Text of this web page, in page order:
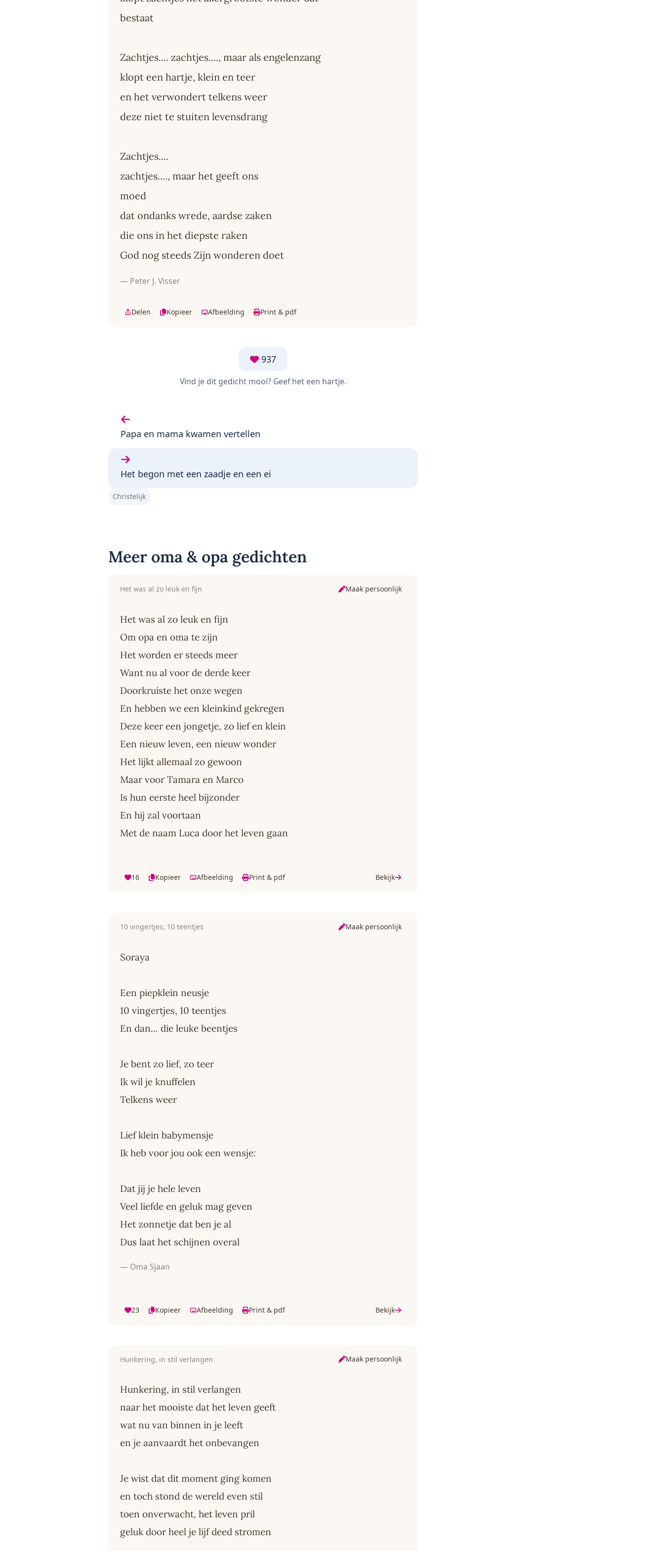
bestaat
Zachtjes.... zachtjes...., maar als engelenzang
klopt een hartje, klein en teer
en het verwondert telkens weer
deze niet te stuiten levensdrang
Zachtjes....
zachtjes...., maar het geeft ons
moed
dat ondanks wrede, aardse zaken
die ons in het diepste raken
God nog steeds Zijn wonderen doet
— Peter J. Visser
Delen Kopieer Afbeelding Print & pdf
937
Vind je dit gedicht mooi? Geef het een hartje.
Vorige gedicht:
Papa en mama kwamen vertellen
Volgende gedicht:
Het begon met een zaadje en een ei
Christelijk
Meer oma & opa gedichten
Het was al zo leuk en fijn Maak persoonlijk
Het was al zo leuk en fijn
Om opa en oma te zijn
Het worden er steeds meer
Want nu al voor de derde keer
Doorkruiste het onze wegen
En hebben we een kleinkind gekregen
Deze keer een jongetje, zo lief en klein
Een nieuw leven, een nieuw wonder
Het lijkt allemaal zo gewoon
Maar voor Tamara en Marco
Is hun eerste heel bijzonder
En hij zal voortaan
Met de naam Luca door het leven gaan
16 Kopieer Afbeelding Print & pdf Bekijk
10 vingertjes, 10 teentjes Maak persoonlijk
Soraya
Een piepklein neusje
10 vingertjes, 10 teentjes
En dan... die leuke beentjes
Je bent zo lief, zo teer
Ik wil je knuffelen
Telkens weer
Lief klein babymensje
Ik heb voor jou ook een wensje:
Dat jij je hele leven
Veel liefde en geluk mag geven
Het zonnetje dat ben je al
Dus laat het schijnen overal
— Oma Sjaan
23 Kopieer Afbeelding Print & pdf Bekijk
Hunkering, in stil verlangen Maak persoonlijk
Hunkering, in stil verlangen
naar het mooiste dat het leven geeft
wat nu van binnen in je leeft
en je aanvaardt het onbevangen
Je wist dat dit moment ging komen
en toch stond de wereld even stil
toen onverwacht, het leven pril
geluk door heel je lijf deed stromen